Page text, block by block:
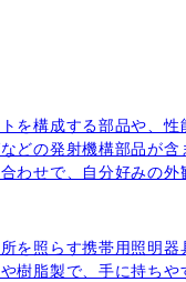
トを構成する部品や、
などの発射機構部品が
わせで、自分好みの外
を照らす携帯用照明
樹脂製で、手に持ち